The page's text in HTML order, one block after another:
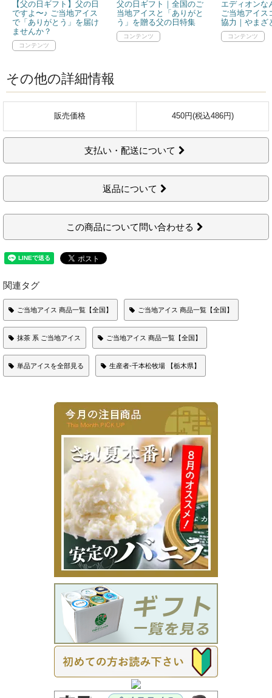
【父の日ギフト】父の日
ですよ〜♪ ご当地アイス
で「ありがとう」を届け
ませんか？
父の日ギフト｜全国のご
当地アイスと「ありがと
う」を贈る父の日特集
エディオンな
ご当地アイス
協力｜やまざ
その他の詳細情報
販売価格 450円(税込486円)
支払い・配送について
返品について
この商品について問い合わせる
関連タグ
ご当地アイス 商品一覧【全国】 ご当地アイス 商品一覧【全国】
抹茶 系 ご当地アイス ご当地アイス 商品一覧【全国】
単品アイスを全部見る 生産者-千本松牧場 【栃木県】